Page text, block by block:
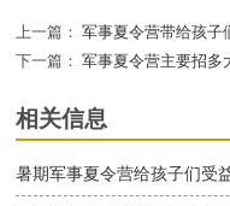
上一篇： 军事夏令营带给孩子
下一篇： 军事夏令营主要招多
相关信息
暑期军事夏令营给孩子们受